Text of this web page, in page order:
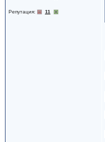
Репутация: 11